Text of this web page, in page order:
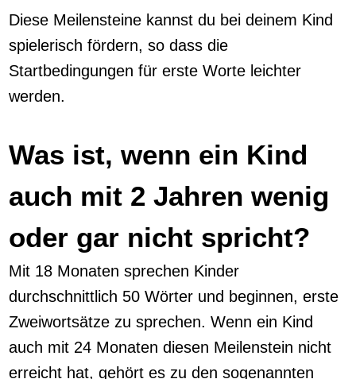
Diese Meilensteine kannst du bei deinem Kind
spielerisch fördern, so dass die
Startbedingungen für erste Worte leichter
werden.
Was ist, wenn ein Kind
auch mit 2 Jahren wenig
oder gar nicht spricht?
Mit 18 Monaten sprechen Kinder
durchschnittlich 50 Wörter und beginnen, erste
Zweiwortsätze zu sprechen. Wenn ein Kind
auch mit 24 Monaten diesen Meilenstein nicht
erreicht hat, gehört es zu den sogenannten